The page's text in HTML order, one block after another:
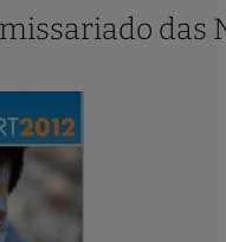
das